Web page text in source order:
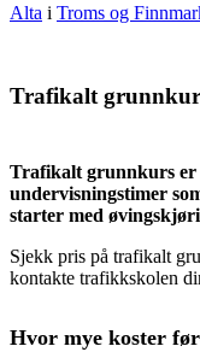
Alta i Troms og
Trafikalt
Trafikalt grunnkurs er
undervisningstimer
starter med
Sjekk pris på trafikalt
kontakte trafikkskolen
Hvor mye koster